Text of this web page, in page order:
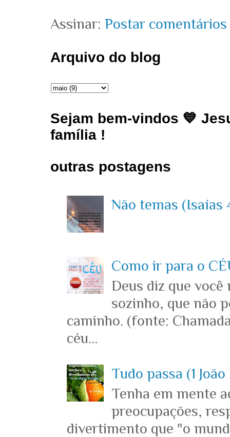
Assinar:Postar
Arquivo do blog
Sejam bem-vindos 💙
família !
outras postagens
Não temas (Isaías
Como ir para o
Deus diz que você
sozinho, que não
caminho. (fonte:
céu...
Tudo passa (1 João
Tenha em mente
preocupações,
divertimento que "o